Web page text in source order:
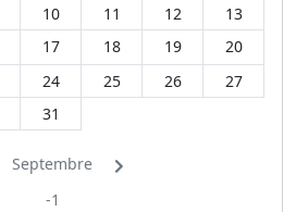
10 11 12
13
17 18 19
20
24 25 26
27
31
Septembre
-1